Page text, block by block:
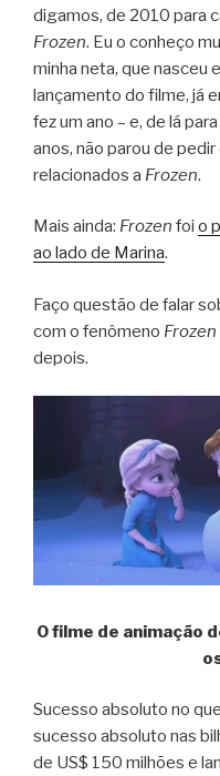
digamos, de 2010 para
Frozen. Eu o conheço
minha neta, que nasceu
lançamento do filme, já
fez um ano – e, de lá
anos, não parou de
relacionados a Frozen.
Mais ainda: Frozen foi o
ao lado de Marina.
Faço questão de falar
com o fenômeno Frozen
depois.
O filme de animação
Sucesso absoluto no
sucesso absoluto nas
de US$ 150 milhões e